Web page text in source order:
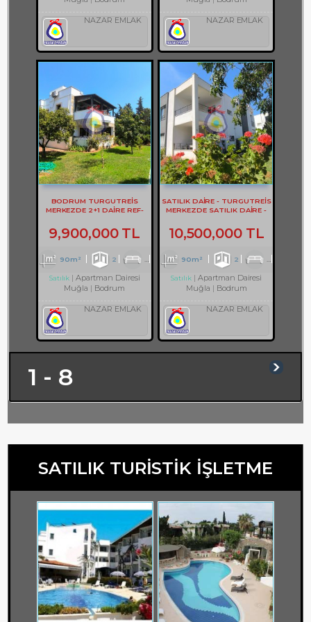
NAZAR EMLAK NAZAR EMLAK
BODRUM TURGUTREİS
MERKEZDE 2+1 DAİRE REF-
9,900,000 TL
90m² 2 1
Satılık
Apartman Dairesi
Muğla
Bodrum
NAZAR EMLAK
SATILIK DAİRE - TURGUTREİS
MERKEZDE SATILIK DAİRE -
10,500,000 TL
90m² 2
Satılık
Apartman Dairesi
Muğla
Bodrum
NAZAR EMLAK
1 - 8
SATILIK TURİSTİK İŞLETME